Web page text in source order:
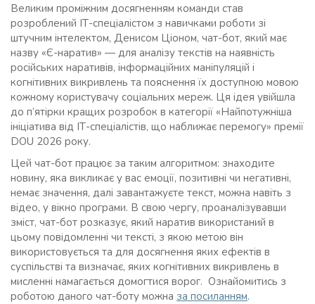
Великим проміжним досягненням команди став
розроблений ІТ-спеціалістом з навичками роботи зі
штучним інтелектом, Денисом Ціоном, чат-бот, який має
назву «Є-наратив» — для аналізу текстів на наявність
російських наративів, інформаційних маніпуляцій і
когнітивних викривлень та пояснення їх доступною мовою
кожному користувачу соціальних мереж. Ця ідея увійшла
до п’ятірки кращих розробок в категорії «Найпотужніша
ініціатива від ІТ-спеціалістів, що наближає перемогу» премії
DOU 2026 року.
Цей чат-бот працює за таким алгоритмом: знаходите
новину, яка викликає у вас емоції, позитивні чи негативні,
немає значення, далі завантажуєте текст, можна навіть з
відео, у вікно програми. В свою чергу, проаналізувавши
зміст, чат-бот розказує, який наратив використаний в
цьому повідомленні чи тексті, з якою метою він
використовується та для досягнення яких ефектів в
суспільстві та визначає, яких когнітивних викривлень в
мисленні намагається домогтися ворог. Ознайомитись з
роботою даного чат-боту можна за посиланням.